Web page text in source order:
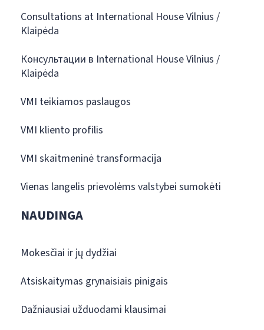
Consultations at International House Vilnius /
Klaipėda
Консультации в International House Vilnius /
Klaipėda
VMI teikiamos paslaugos
VMI kliento profilis
VMI skaitmeninė transformacija
Vienas langelis prievolėms valstybei sumokėti
NAUDINGA
Mokesčiai ir jų dydžiai
Atsiskaitymas grynaisiais pinigais
Dažniausiai užduodami klausimai